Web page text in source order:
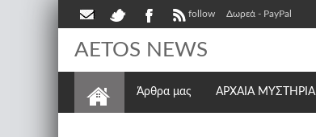
follow Δωρεά - PayPal
AETOS NEWS
Άρθρα μας ΑΡΧΑΙΑ ΜΥΣΤΗΡΙΑ